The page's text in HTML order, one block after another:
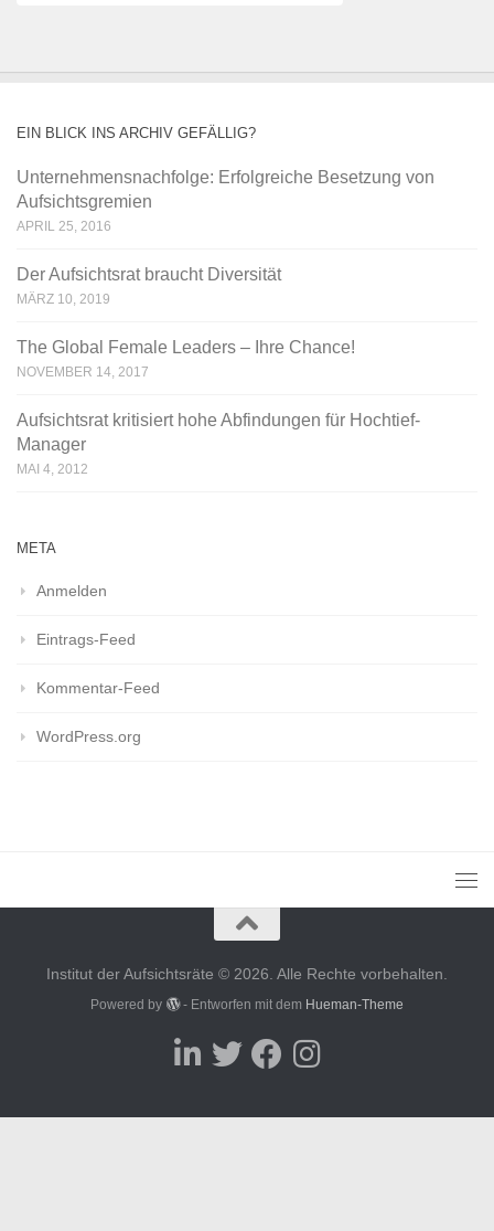
EIN BLICK INS ARCHIV GEFÄLLIG?
Unternehmensnachfolge: Erfolgreiche Besetzung von
Aufsichtsgremien
APRIL 25, 2016
Der Aufsichtsrat braucht Diversität
MÄRZ 10, 2019
The Global Female Leaders – Ihre Chance!
NOVEMBER 14, 2017
Aufsichtsrat kritisiert hohe Abfindungen für Hochtief-
Manager
MAI 4, 2012
META
Anmelden
Eintrags-Feed
Kommentar-Feed
WordPress.org
Institut der Aufsichtsräte © 2026. Alle Rechte vorbehalten.
Powered by - Entworfen mit dem Hueman-Theme